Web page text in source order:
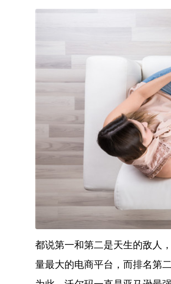
都说第一和第二是天生的敌人
量最大的电商平台，而排名第